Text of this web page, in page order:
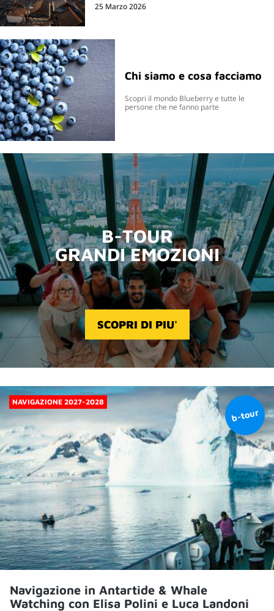
25 Marzo 2026
Chi siamo e cosa facciamo
Scopri il mondo Blueberry e tutte le
persone che ne fanno parte
B-TOUR
GRANDI EMOZIONI
SCOPRI DI PIU'
NAVIGAZIONE 2027-2028
Navigazione in Antartide & Whale
Watching con Elisa Polini e Luca Landoni